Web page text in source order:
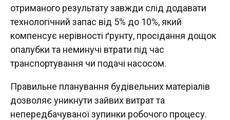
отриманого результату завжди слід додавати
технологічний запас від 5% до 10%, який
компенсує нерівності ґрунту, просідання дощок
опалубки та неминучі втрати під час
транспортування чи подачі насосом.
Правильне планування будівельних матеріалів
дозволяє уникнути зайвих витрат та
непередбачуваної зупинки робочого процесу.